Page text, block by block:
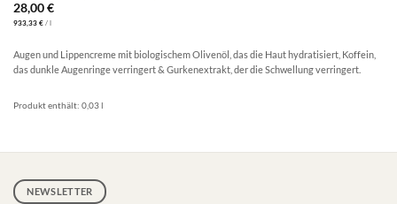
28,00€
933,33 €/ l
Augen und Lippencreme mit biologischem Olivenöl, das die Haut hydratisiert, Koffein,
das dunkle Augenringe verringert & Gurkenextrakt, der die Schwellung verringert.
Produkt enthält: 0,03l
NEWSLETTER